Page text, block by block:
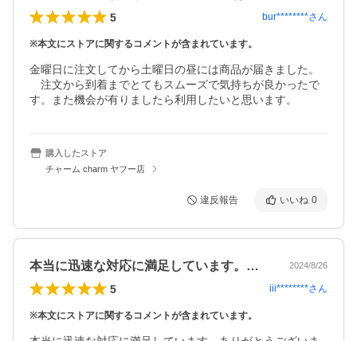
5 bur********さん
※本文にストアに関するコメントが含まれています。
金曜日に注文してから土曜日の昼には商品が届きました。
注文から到着までとてもスムーズで気持ちが良かったで
す。また機会が有りましたら利用したいと思います。
購入したストア
チャーム charm ヤフー店
違反報告 いいね 0
本当に迅速な対応に満足しています。あり… 2024/8/26
5 iii********さん
※本文にストアに関するコメントが含まれています。